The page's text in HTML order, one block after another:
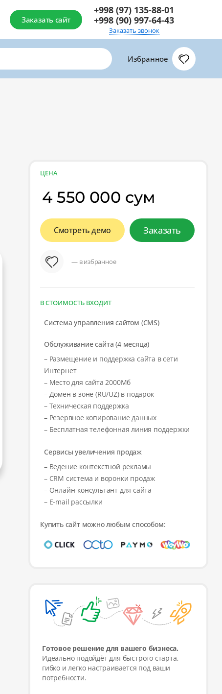
Заказать сайт
+998 (97) 135-88-01
+998 (90) 997-64-43
Заказать звонок
Избранное
ЦЕНА
4 550 000 сум
Смотреть демо Заказать
— в избранное
В СТОИМОСТЬ ВХОДИТ
Система управления сайтом (CMS)
Обслуживание сайта (4 месяца)
– Размещение и поддержка сайта в сети
Интернет
– Место для сайта 2000Мб
– Домен в зоне (RU/UZ) в подарок
– Техническая поддержка
– Резервное копирование данных
– Бесплатная телефонная линия поддержки
Сервисы увеличения продаж
– Ведение контекстной рекламы
– CRM система и воронки продаж
– Онлайн-консультант для сайта
– E-mail рассылки
Купить сайт можно любым способом:
Готовое решение для вашего бизнеса.
Идеально подойдёт для быстрого старта,
гибко и легко настраивается под ваши
потребности.